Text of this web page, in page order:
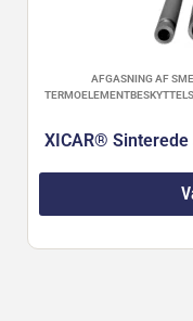
AFGASNING AF
XICAR®